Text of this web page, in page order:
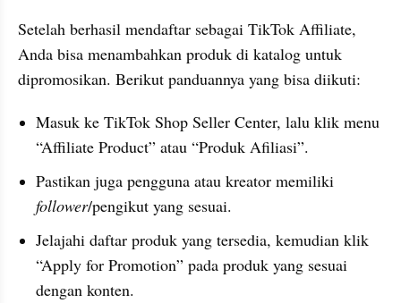
Setelah berhasil mendaftar sebagai TikTok Affiliate,
Anda bisa menambahkan produk di katalog untuk
dipromosikan. Berikut panduannya yang bisa diikuti:
Masuk ke TikTok Shop Seller Center, lalu klik menu
“Affiliate Product” atau “Produk Afiliasi”.
follower/pengikut yang sesuai.
Jelajahi daftar produk yang tersedia, kemudian klik
“Apply for Promotion” pada produk yang sesuai
dengan konten.